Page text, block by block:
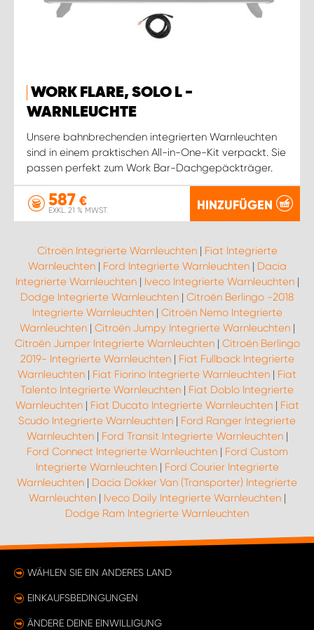
WORK FLARE, SOLO L -
WARNLEUCHTE
Unsere bahnbrechenden integrierten Warnleuchten
sind in einem praktischen All-in-One-Kit verpackt. Sie
passen perfekt zum Work Bar-Dachgepäckträger.
587 €
EXKL. 21 % MWST. HINZUFÜGEN
Citroën Integrierte Warnleuchten| Fiat Integrierte
Warnleuchten| Ford Integrierte Warnleuchten| Dacia
Integrierte Warnleuchten| Iveco Integrierte Warnleuchten|
Dodge Integrierte Warnleuchten | Citroën Berlingo -2018
Integrierte Warnleuchten| Citroën Nemo Integrierte
Warnleuchten| Citroën Jumpy Integrierte Warnleuchten|
Citroën Jumper Integrierte Warnleuchten| Citroën Berlingo
2019- Integrierte Warnleuchten| Fiat Fullback Integrierte
Warnleuchten | Fiat Fiorino Integrierte Warnleuchten | Fiat
Talento Integrierte Warnleuchten | Fiat Doblo Integrierte
Warnleuchten| Fiat Ducato Integrierte Warnleuchten| Fiat
Scudo Integrierte Warnleuchten | Ford Ranger Integrierte
Warnleuchten| Ford Transit Integrierte Warnleuchten|
Ford Connect Integrierte Warnleuchten| Ford Custom
Integrierte Warnleuchten| Ford Courier Integrierte
Warnleuchten | Dacia Dokker Van (Transporter) Integrierte
Warnleuchten| Iveco Daily Integrierte Warnleuchten|
Dodge Ram Integrierte Warnleuchten
WÄHLEN SIE EIN ANDERES LAND
EINKAUFSBEDINGUNGEN
ÄNDERE DEINE EINWILLIGUNG